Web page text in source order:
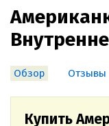
Обзор Отзывы
Купить